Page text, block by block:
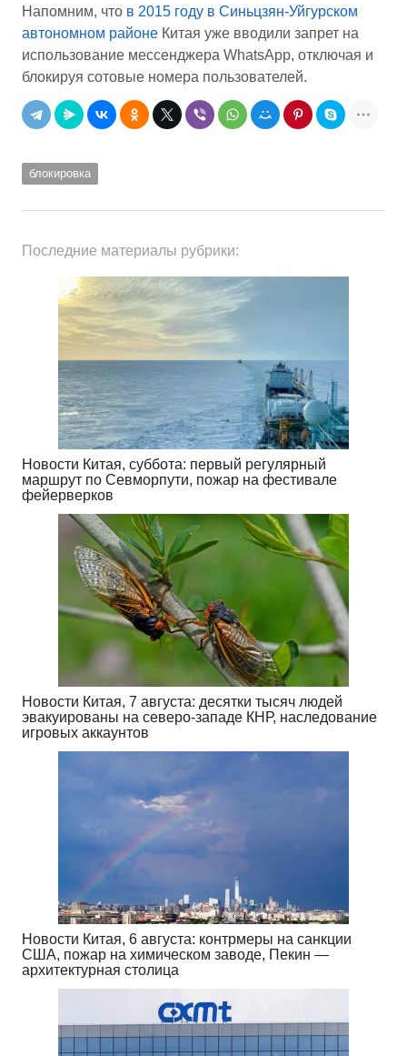
Напомним, что в 2015 году в Синьцзян-Уйгурском
автономном районе Китая уже вводили запрет на
использование мессенджера WhatsApp, отключая и
блокируя сотовые номера пользователей.
блокировка
Последние материалы рубрики:
Новости Китая, суббота: первый регулярный
маршрут по Севморпути, пожар на фестивале
фейерверков
Новости Китая, 7 августа: десятки тысяч людей
эвакуированы на северо-западе КНР, наследование
игровых аккаунтов
Новости Китая, 6 августа: контрмеры на санкции
США, пожар на химическом заводе, Пекин —
архитектурная столица